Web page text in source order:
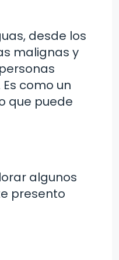
desde los
malignas y
como un
que puede
algunos
presento